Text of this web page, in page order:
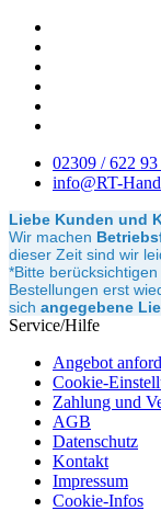
02309 / 622 93
info@RT-
Liebe Kunden und
Wir machen
dieser Zeit sind wir
*Bitte
Bestellungen erst
sich angegebene
Service/Hilfe
Angebot
Cookie-
Zahlung und
AGB
Datenschutz
Kontakt
Impressum
Cookie-Infos